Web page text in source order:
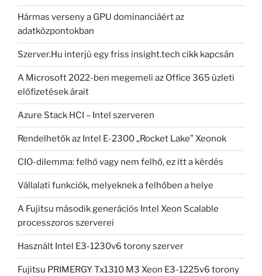
Hármas verseny a GPU dominanciáért az
adatközpontokban
Szerver.Hu interjú egy friss insight.tech cikk kapcsán
A Microsoft 2022-ben megemeli az Office 365 üzleti
előfizetések árait
Azure Stack HCI – Intel szerveren
Rendelhetők az Intel E-2300 „Rocket Lake” Xeonok
CIO-dilemma: felhő vagy nem felhő, ez itt a kérdés
Vállalati funkciók, melyeknek a felhőben a helye
A Fujitsu második generációs Intel Xeon Scalable
processzoros szerverei
Használt Intel E3-1230v6 torony szerver
Fujitsu PRIMERGY Tx1310 M3 Xeon E3-1225v6 torony